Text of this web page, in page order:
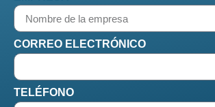
CORREO ELECTRÓNICO
TELÉFONO